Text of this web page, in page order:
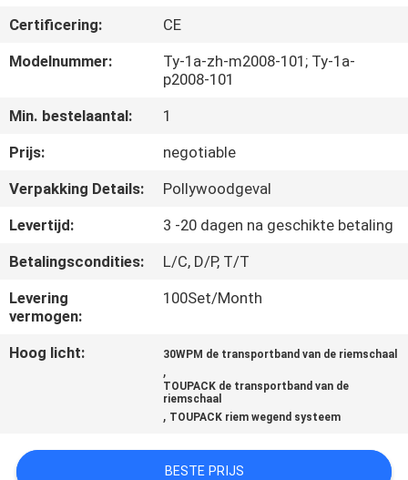
RONDLEIDING
DE
FABRIEK
KWALITEITSCONTROLE
NEEM
CONTACT
MET
ONS
NIEUWS
Certificering:
CE
Modelnummer:
Ty-1a-zh-m2008-101; Ty-1a-
p2008-101
Min. bestelaantal:
1
Prijs:
negotiable
Verpakking Details:
Pollywoodgeval
Levertijd:
3 -20 dagen na geschikte betaling
Betalingscondities:
L/C, D/P, T/T
Levering
vermogen:
100Set/Month
Hoog licht: 30WPM de transportband van de riemschaal
,
TOUPACK de transportband van de
riemschaal
, TOUPACK riem wegend systeem
BESTE PRIJS